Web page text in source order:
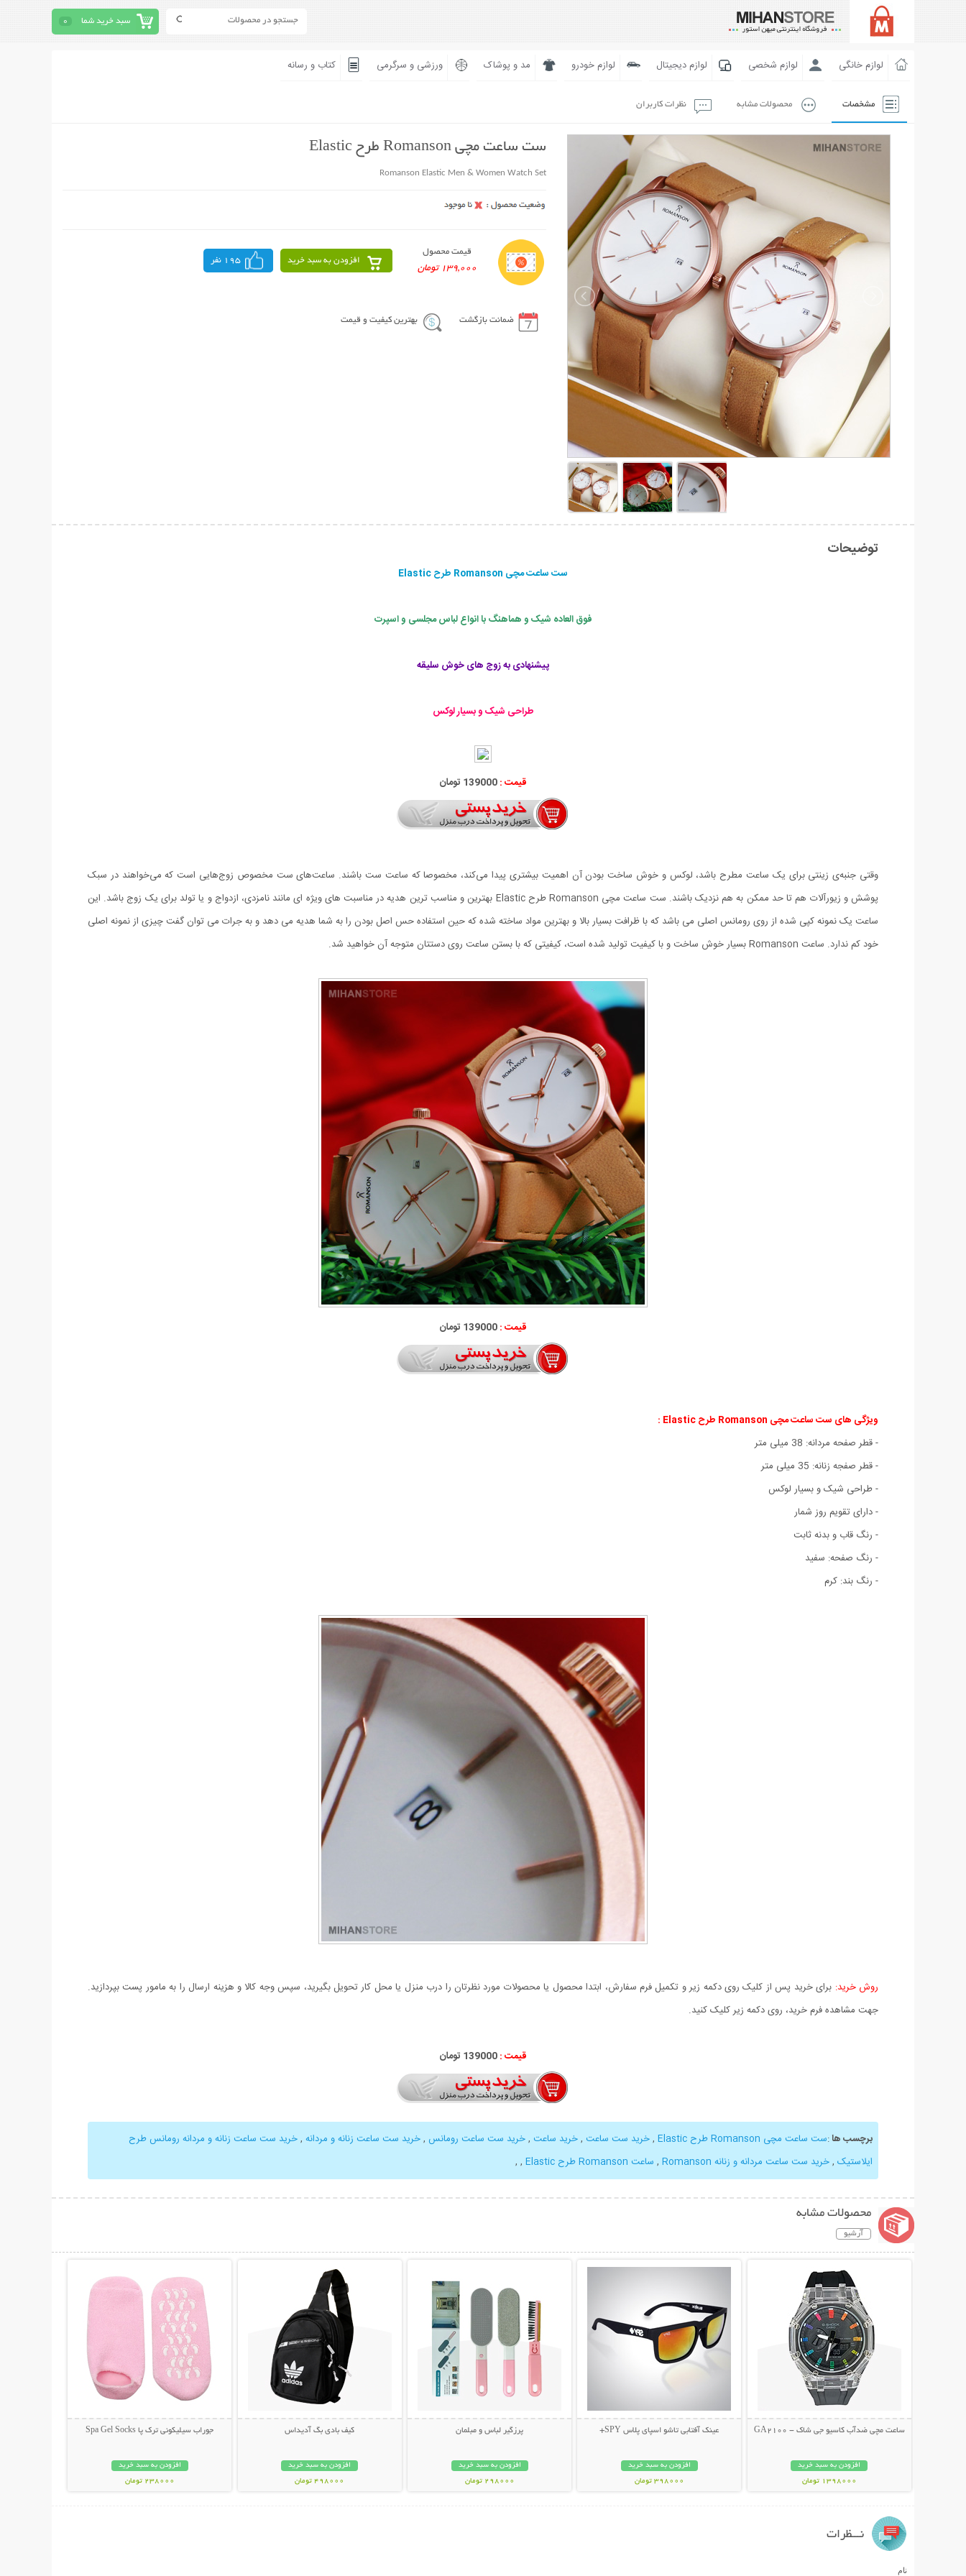
سبد خرید شما 0
لوازم خانگی لوازم شخصی لوازم دیجیتال لوازم خودرو مد و پوشاک ورزشی و سرگرمی کتاب و رسانه
مشخصات محصولات مشابه نظرات کاربران
ست ساعت مچی Romanson طرح Elastic
Romanson Elastic Men & Women Watch Set
قیمت محصول
139,000 تومان
افزودن به سبد خرید 195 نفر
ضمانت بازگشت بهترین کیفیت و قیمت
توضیحات
ست ساعت مچی Romanson طرح Elastic
فوق العاده شیک و هماهنگ با انواع لباس مجلسی و اسپرت
پیشنهادی به زوج های خوش سلیقه
طراحی شیک و بسیار لوکس
قیمت :139000 تومان
وقتی جنبه‌ی زینتی برای یک ساعت مطرح باشد، لوکس و خوش ساخت بودن آن اهمیت بیشتری پیدا می‌کند، مخصوصا که ساعت ست باشند. ساعت‌های ست مخصوص زوج‌هایی است که می‌خواهند در سبک
پوشش و زیورآلات هم تا حد ممکن به هم نزدیک باشند. ست ساعت مچی Romanson طرح Elastic بهترین و مناسب ترین هدیه در مناسبت های ویژه ای مانند نامزدی، ازدواج و یا تولد برای یک زوج باشد. این
ساعت یک نمونه کپی شده از روی رومانس اصلی می باشد که با ظرافت بسیار بالا و بهترین مواد ساخته شده که حین استفاده حس اصل بودن را به شما هدیه می دهد و به جرات می توان گفت چیزی از نمونه اصلی
خود کم ندارد. ساعت Romanson بسیار خوش ساخت و با کیفیت تولید شده است، کیفیتی که با بستن ساعت روی دستتان متوجه آن خواهید شد.
قیمت :139000 تومان
ویژگی های ست ساعت مچی Romanson طرح Elastic :
- قطر صفحه مردانه: 38 میلی متر
- قطر صفجه زنانه: 35 میلی متر
- طراحی شیک و بسیار لوکس
- دارای تقویم روز شمار
- رنگ قاب و بدنه ثابت
- رنگ صفحه: سفید
- رنگ بند: کرم
روش خرید: برای خرید پس از کلیک روی دکمه زیر و تکمیل فرم سفارش، ابتدا محصول یا محصولات مورد نظرتان را درب منزل یا محل کار تحویل بگیرید، سپس وجه کالا و هزینه ارسال را به مامور پست بپردازید.
جهت مشاهده فرم خرید، روی دکمه زیر کلیک کنید.
قیمت : 139000 تومان
برچسب ها:ست ساعت مچی Romanson طرح Elastic ,خرید ست ساعت ,خرید ساعت ,خرید ست ساعت رومانس ,خرید ست ساعت زنانه و مردانه ,خرید ست ساعت زنانه و مردانه رومانس طرح
ایلاستیک ,خرید ست ساعت مردانه و زنانه Romanson , ساعت Romanson طرح Elastic ,
,
محصولات مشابه
آرشیو
ساعت مچی ضدآب کاسیو جی شاک - GA2100
افزودن به سبد خرید
1398000 تومان
عینک آفتابی تاشو اسپای پلاس SPY+
افزودن به سبد خرید
398000 تومان
پرزگیر لباس و مبلمان
افزودن به سبد خرید
298000 تومان
کیف بادی بگ آدیداس
افزودن به سبد خرید
498000 تومان
جوراب سیلیکونی ترک پا Spa Gel Socks
افزودن به سبد خرید
238000 تومان
نـــظرات
نام